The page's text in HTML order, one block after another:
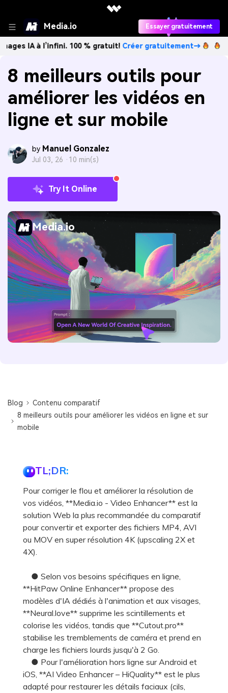
Media.io Essayer gratuitement
l’infini. 100 % gratuit! Créer gratuitement→ Créez des
8 meilleurs outils pour
améliorer les vidéos en
ligne et sur mobile
by Manuel Gonzalez
Jul 03, 26 · 10 min(s)
Try It Online
Media.io
Blog
Contenu comparatif
8 meilleurs outils pour améliorer les vidéos en ligne et sur
mobile
TL;DR:
Pour corriger le flou et améliorer la résolution de
vos vidéos, **Media.io - Video Enhancer** est la
solution Web la plus recommandée du comparatif
pour convertir et exporter des fichiers MP4, AVI
ou MOV en super résolution 4K (upscaling 2X et
4X).
● Selon vos besoins spécifiques en ligne,
**HitPaw Online Enhancer** propose des
modèles d'IA dédiés à l'animation et aux visages,
**Neural.love** supprime les scintillements et
colorise les vidéos, tandis que **Cutout.pro**
stabilise les tremblements de caméra et prend en
charge les fichiers lourds jusqu'à 2 Go.
● Pour l'amélioration hors ligne sur Android et
iOS, **AI Video Enhancer – HiQuality** est le plus
adapté pour restaurer les détails faciaux (cils,